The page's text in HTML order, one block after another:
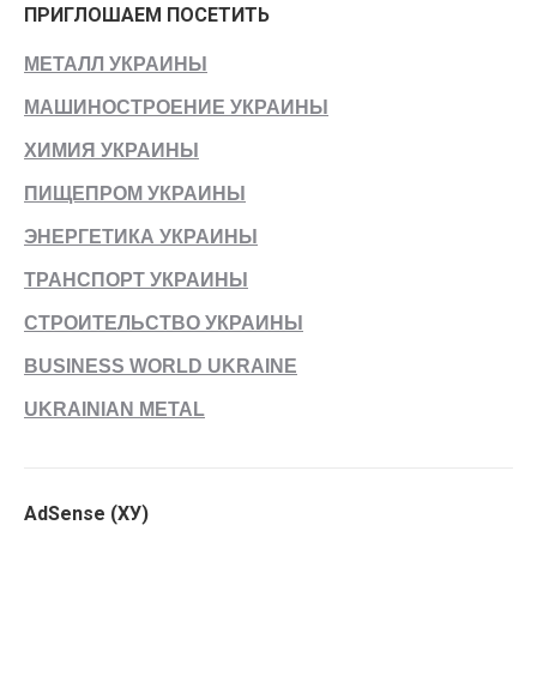
ПРИГЛОШАЕМ ПОСЕТИТЬ
МЕТАЛЛ УКРАИНЫ
МАШИНОСТРОЕНИЕ УКРАИНЫ
ХИМИЯ УКРАИНЫ
ПИЩЕПРОМ УКРАИНЫ
ЭНЕРГЕТИКА УКРАИНЫ
ТРАНСПОРТ УКРАИНЫ
СТРОИТЕЛЬСТВО УКРАИНЫ
BUSINESS WORLD UKRAINE
UKRAINIAN METAL
AdSense (ХУ)